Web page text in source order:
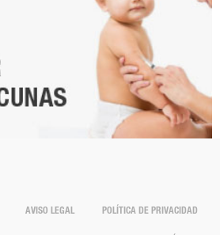
AVISO LEGAL POLÍTICA DE PRIVACIDAD